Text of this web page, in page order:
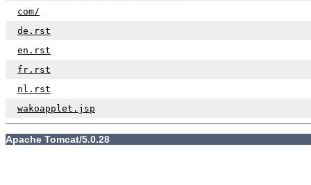
com/
de.rst
en.rst
fr.rst
nl.rst
wakoapplet.jsp
Apache Tomcat/5.0.28